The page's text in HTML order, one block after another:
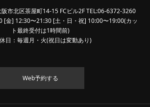
市北区茶屋町14-15 FCビル2F TEL:06-6372-3260
[金] 12:30〜21:30 [土・日・祝] 10:00〜19:00(カッ
ト最終受付は1時間前)
日：毎週月・火(祝日は変動あり)
Web予約する